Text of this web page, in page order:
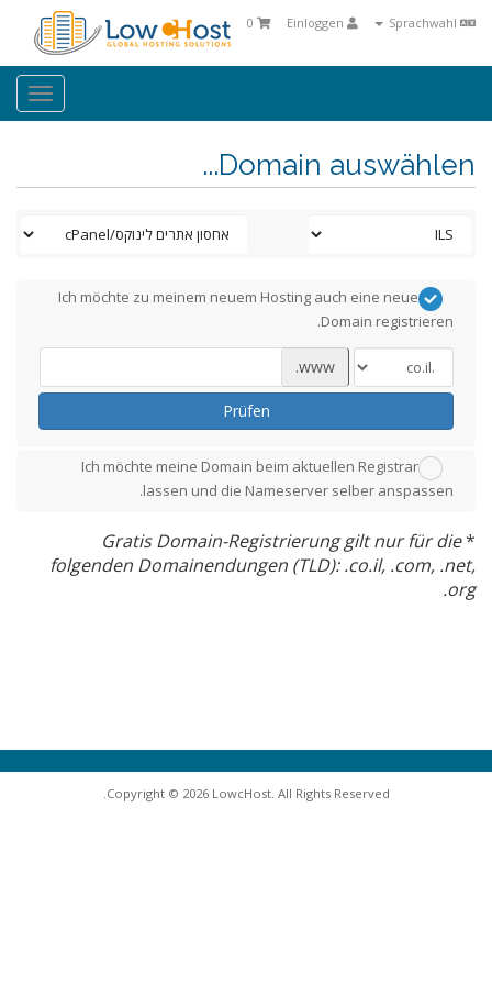
0
Domain auswählen...
Ich möchte zu meinem neuem Hosting auch eine neue
Domain registrieren.
www.
Prüfen
Ich möchte meine Domain beim aktuellen Registrar
lassen und die Nameserver selber anspassen.
*
Gratis Domain-Registrierung gilt nur für die
folgenden Domainendungen (TLD): .co.il, .com, .net,
.org
Copyright © 2026 LowcHost. All Rights Reserved.